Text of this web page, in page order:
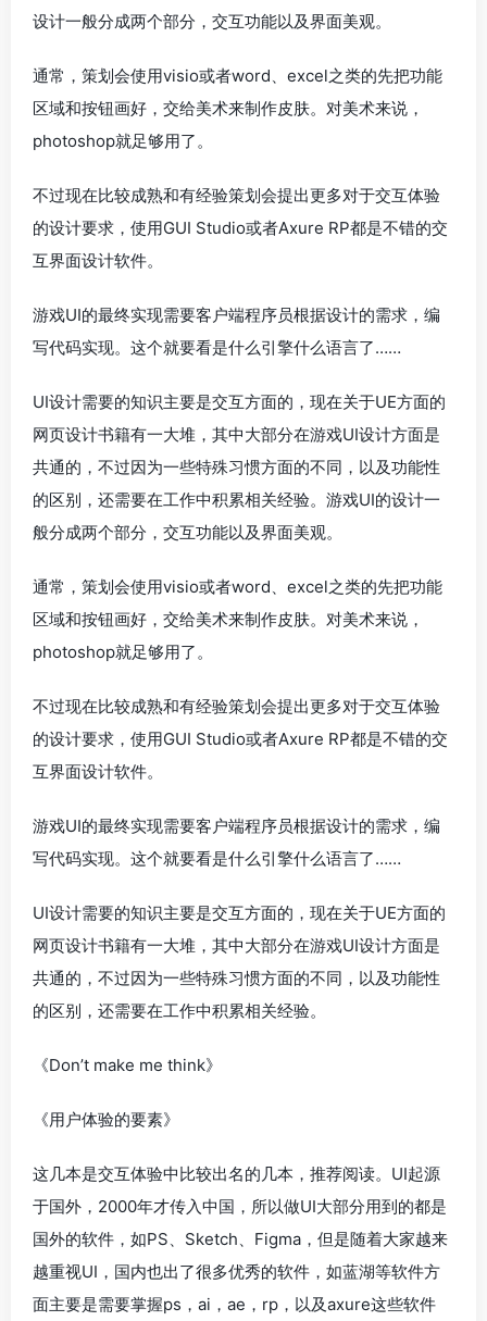
设计一般分成两个部分，交互功能以及界面美观。
通常，策划会使用visio或者word、excel之类的先把功能
区域和按钮画好，交给美术来制作皮肤。对美术来说，
photoshop就足够用了。
不过现在比较成熟和有经验策划会提出更多对于交互体验
的设计要求，使用GUI Studio或者Axure RP都是不错的交
互界面设计软件。
游戏UI的最终实现需要客户端程序员根据设计的需求，编
写代码实现。这个就要看是什么引擎什么语言了……
UI设计需要的知识主要是交互方面的，现在关于UE方面的
网页设计书籍有一大堆，其中大部分在游戏UI设计方面是
共通的，不过因为一些特殊习惯方面的不同，以及功能性
的区别，还需要在工作中积累相关经验。游戏UI的设计一
般分成两个部分，交互功能以及界面美观。
通常，策划会使用visio或者word、excel之类的先把功能
区域和按钮画好，交给美术来制作皮肤。对美术来说，
photoshop就足够用了。
不过现在比较成熟和有经验策划会提出更多对于交互体验
的设计要求，使用GUI Studio或者Axure RP都是不错的交
互界面设计软件。
游戏UI的最终实现需要客户端程序员根据设计的需求，编
写代码实现。这个就要看是什么引擎什么语言了……
UI设计需要的知识主要是交互方面的，现在关于UE方面的
网页设计书籍有一大堆，其中大部分在游戏UI设计方面是
共通的，不过因为一些特殊习惯方面的不同，以及功能性
的区别，还需要在工作中积累相关经验。
《Don’t make me think》
《用户体验的要素》
这几本是交互体验中比较出名的几本，推荐阅读。UI起源
于国外，2000年才传入中国，所以做UI大部分用到的都是
国外的软件，如PS、Sketch、Figma，但是随着大家越来
越重视UI，国内也出了很多优秀的软件，如蓝湖等软件方
面主要是需要掌握ps，ai，ae，rp，以及axure这些软件